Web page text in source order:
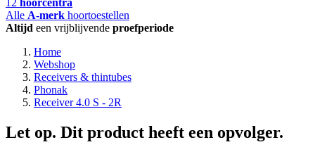
12 hoorcentra
Alle A-merk hoortoestellen
Altijd een vrijblijvende proefperiode
Home
Webshop
Receivers & thintubes
Phonak
Receiver 4.0 S - 2R
Let op. Dit product heeft een opvolger.